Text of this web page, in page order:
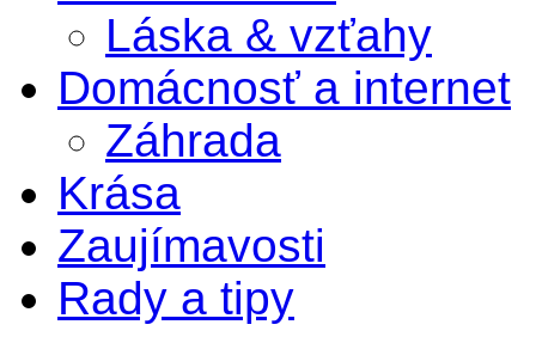
Láska & vzťahy
Domácnosť a internet
Záhrada
Krása
Zaujímavosti
Rady a tipy